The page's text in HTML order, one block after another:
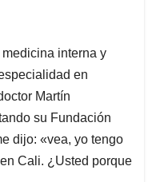
interna y
en
Martín
su Fundación
dijo: «vea, yo tengo
Cali. ¿Usted porque